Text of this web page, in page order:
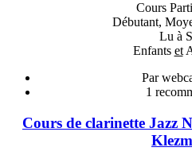
Cours
Débutant,
Lu à
Enfants et
Par
1
Cours de clarinette Jazz